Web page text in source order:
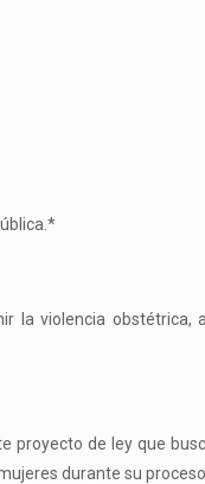
la violencia obstétrica,
proyecto de ley que
durante su